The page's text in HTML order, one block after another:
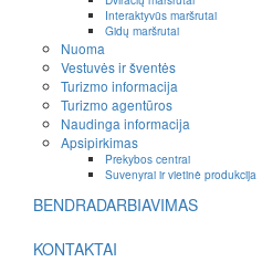
Interaktyvūs maršrutai
Gidų maršrutai
Nuoma
Vestuvės ir šventės
Turizmo informacija
Turizmo agentūros
Naudinga informacija
Apsipirkimas
Prekybos centrai
Suvenyrai ir vietinė produkcija
BENDRADARBIAVIMAS
KONTAKTAI